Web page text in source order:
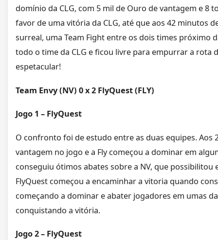
domínio da CLG, com 5 mil de Ouro de vantagem e 8
favor de uma vitória da CLG, até que aos 42 minutos
surreal, uma Team Fight entre os dois times próximo
todo o time da CLG e ficou livre para empurrar a rota
espetacular!
Team Envy (NV) 0 x 2 FlyQuest (FLY)
Jogo 1 – FlyQuest
O confronto foi de estudo entre as duas equipes. Aos
vantagem no jogo e a Fly começou a dominar em
conseguiu ótimos abates sobre a NV, que possibilitou
FlyQuest começou a encaminhar a vitoria quando
começando a dominar e abater jogadores em umas
conquistando a vitória.
Jogo 2 – FlyQuest